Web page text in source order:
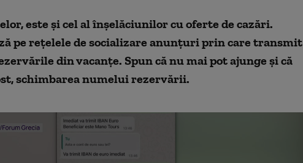
este și cel al înșelăciunilor cu oferte de cazări.
ă pe rețelele de socializare anunțuri prin care transmit
din vacanțe. Spun că nu mai potajunge și că
schimbarea numelui rezervării.